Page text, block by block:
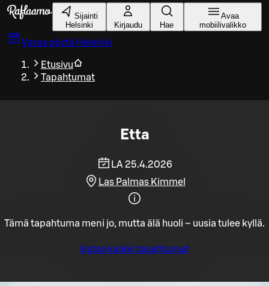
Siirry pääsisältöön
Sijainti
Helsinki
Kirjaudu Hae
Avaa
mobiilivalikko
Varaa pöytä Helsinki
Etusivu
Tapahtumat
Etta
LA 25.4.2026
Las Palmas Kimmel
Tämä tapahtuma meni jo, mutta älä huoli – uusia tulee kyllä.
Katso kaikki tapahtumat